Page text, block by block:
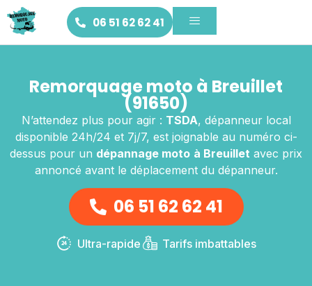
06 51 62 62 41
Remorquage moto à Breuillet
(91650)
N’attendez plus pour agir : TSDA, dépanneur local
disponible 24h/24 et 7j/7, est joignable au numéro ci-
dessus pour un dépannage moto à Breuillet avec prix
annoncé avant le déplacement du dépanneur.
06 51 62 62 41
Ultra-rapide Tarifs imbattables